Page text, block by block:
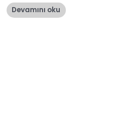
oy
aldıDevamını oku